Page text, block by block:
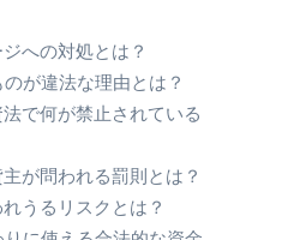
への対処とは？
が違法な理由とは？
で何が禁止されている
が問われる罰則とは？
うるリスクとは？